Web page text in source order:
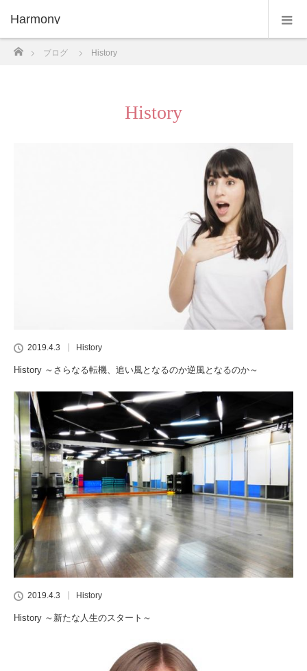
Harmony
ブログ History
History
2019.4.3 History
History ～さらなる転機、追い風となるのか逆風となるのか～
2019.4.3 History
History ～新たな人生のスタート～